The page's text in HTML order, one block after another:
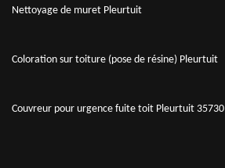
Nettoyage de muret Pleurtuit
Coloration sur toiture (pose de résine) Pleurtuit
Couvreur pour urgence fuite toit Pleurtuit 35730